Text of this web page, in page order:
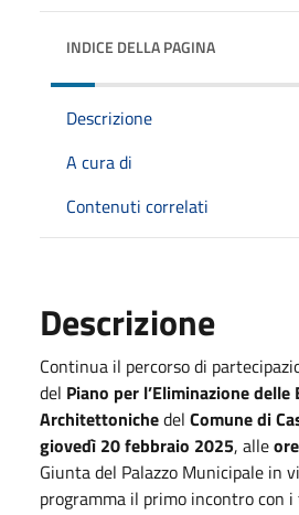
INDICE DELLA PAGINA
Descrizione
A cura di
Contenuti correlati
Descrizione
Continua il percorso di
del Piano per l’Eliminazione delle
Architettonichedel Comune di
giovedì 20 febbraio 2025, alle
Giunta del Palazzo Municipale in
programma il primo incontro con